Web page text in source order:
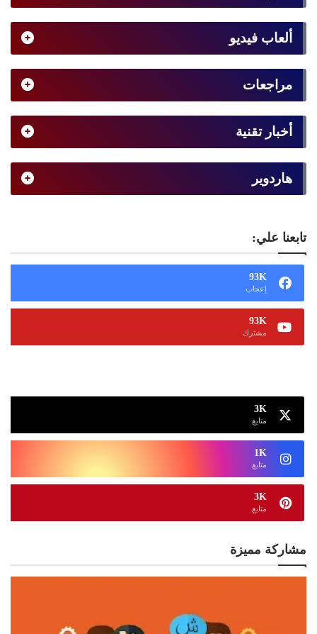
ألعاب فيديو
مراجعات
أخبار تقنية
هاردوير
تابعنا علي:
93K
إعجاب
93K
مشترك
3K
متابع
1K
متابع
3K
متابع
مشاركة مميزة